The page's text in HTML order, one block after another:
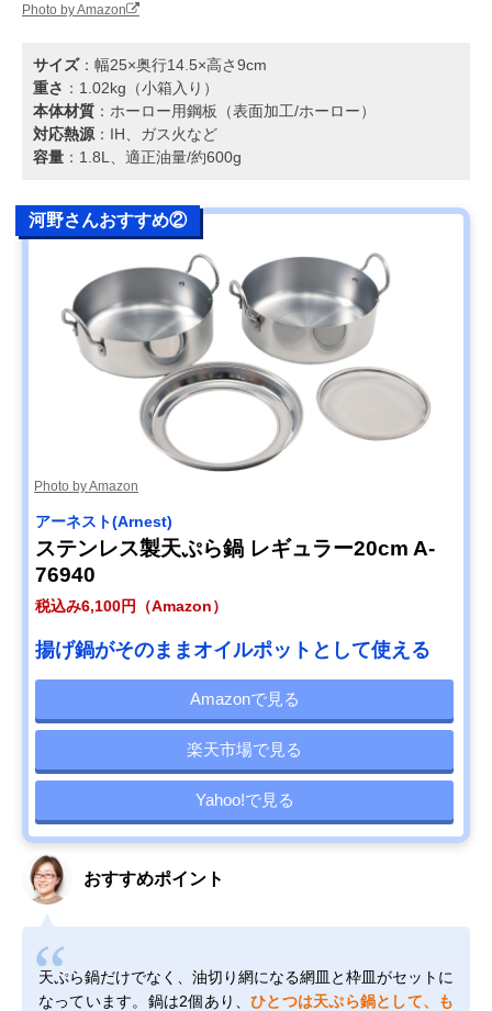
Photo by Amazon
サイズ：幅25×奥行14.5×高さ9cm
重さ ：1.02kg（小箱入り）
本体材質 ：ホーロー用鋼板（表面加工/ホーロー）
対応熱源 ：IH、ガス火など
容量 ：1.8L、適正油量/約600g
河野さんおすすめ②
Photo by Amazon
アーネスト(Arnest)
ステンレス製天ぷら鍋 レギュラー20cm A-
76940
税込み6,100円（Amazon）
揚げ鍋がそのままオイルポットとして使える
Amazonで見る
楽天市場で見る
Yahoo!で見る
おすすめポイント
天ぷら鍋だけでなく、油切り網になる網皿と枠皿がセットに
なっています。鍋は2個あり、ひとつは天ぷら鍋として、も